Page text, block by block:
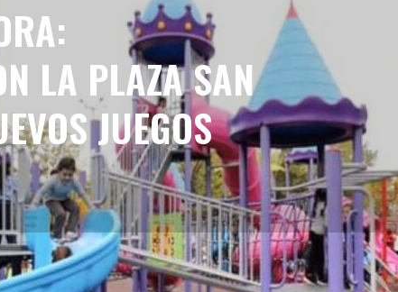
LA PLAZA SAN
JUEGOS